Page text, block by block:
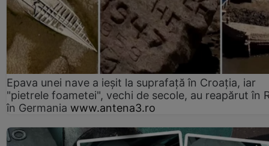
Epava unei nave a ieșit la suprafață în Croația, iar
"pietrele foametei", vechi de secole, au reapărut în
în Germania www.antena3.ro